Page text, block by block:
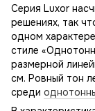
Серия Luxor
решениях, так
одном
стиле
размерной
см. Ровный тон
среди